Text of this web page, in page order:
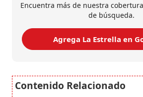
Encuentra más de nuestra
de búsqueda.
Agrega La Estrella en